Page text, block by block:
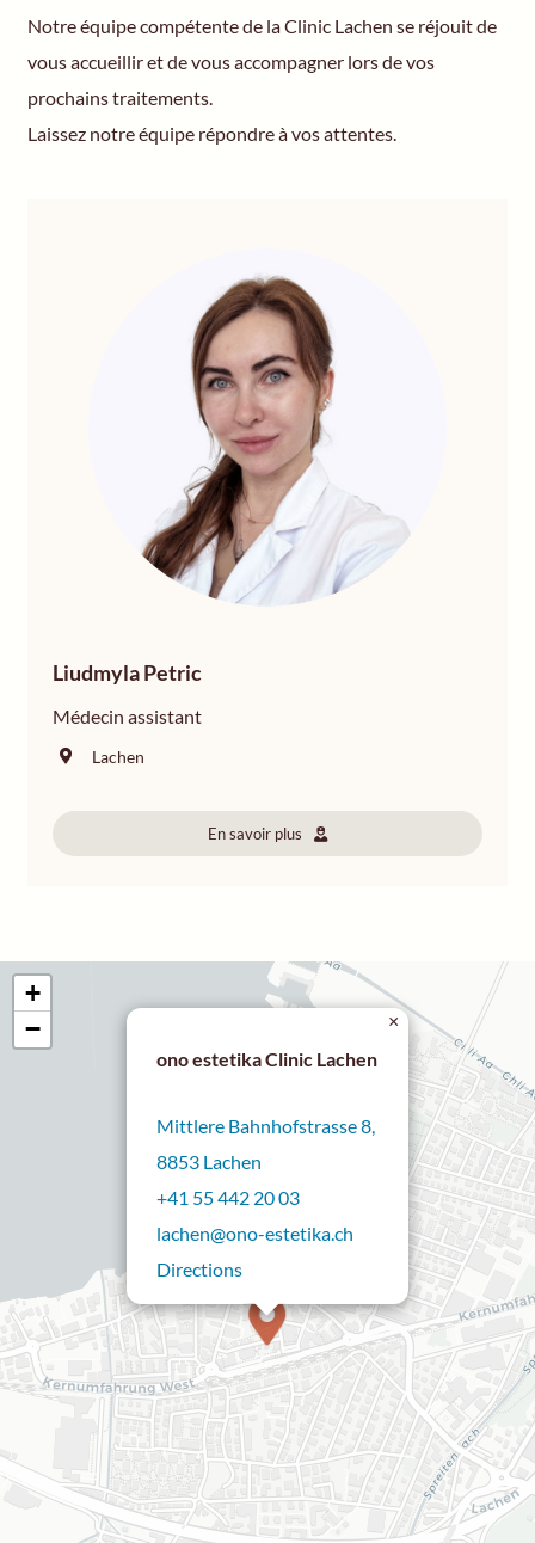
Notre équipe compétente de la Clinic Lachen se réjouit de
vous accueillir et de vous accompagner lors de vos
prochains traitements.
Laissez notre équipe répondre à vos attentes.
Liudmyla Petric
Médecin assistant
Lachen
En savoir plus
ono estetika Clinic Lachen
Mittlere Bahnhofstrasse 8,
8853 Lachen
+41 55 442 20 03
lachen@ono-estetika.ch
Directions
×
+
−